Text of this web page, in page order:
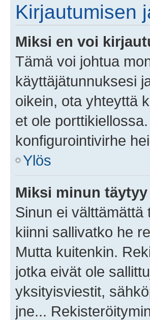
Kirjautumisen
Miksi en voi
Tämä voi johtua
käyttäjätunnuksesi
oikein, ota yhteyttä
et ole
konfigurointivirhe
Ylös
Miksi minun
Sinun ei
kiinni sallivatko he
Mutta kuitenkin.
jotka eivät ole
yksityisviestit,
jne...